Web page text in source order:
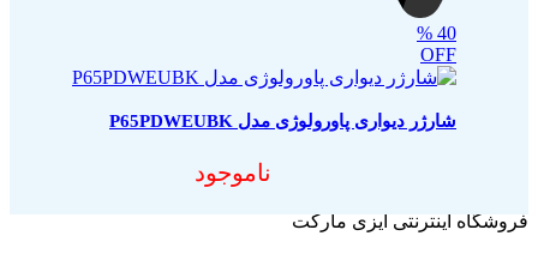
40
%
OFF
شارژر دیواری پاورولوژی مدل P65PDWEUBK
ناموجود
فروشگاه اینترنتی ایزی مارکت